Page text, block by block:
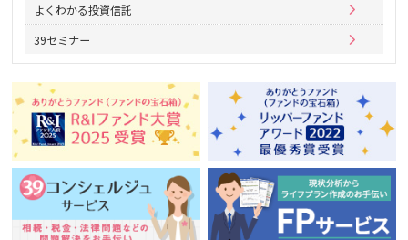
よくわかる投資信託
39セミナー